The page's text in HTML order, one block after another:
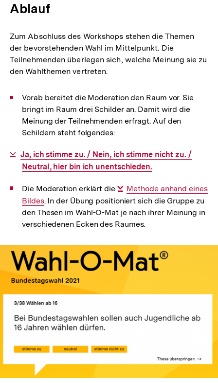
Ablauf
Zum Abschluss des Workshops stehen die Themen
der bevorstehenden Wahl im Mittelpunkt. Die
Teilnehmenden überlegen sich, welche Meinung sie zu
den Wahlthemen vertreten.
Vorab bereitet die Moderation den Raum vor. Sie
bringt im Raum drei Schilder an. Damit wird die
Meinung der Teilnehmenden erfragt. Auf den
Schildern steht folgendes:
Interner
Link:
Ja, ich stimme zu. / Nein, ich stimme nicht zu. /
Neutral, hier bin ich unentschieden.
Die Moderation erklärt die
Interner
Link:
Methode anhand eines
Bildes. In der Übung positioniert sich die Gruppe zu
den Thesen im Wahl-O-Mat je nach ihrer Meinung in
verschiedenen Ecken des Raumes.
In
Lightbox